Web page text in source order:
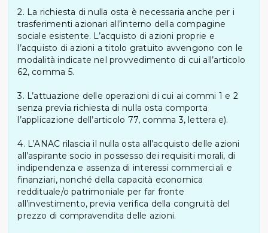
2. La richiesta di nulla osta è necessaria anche per i
trasferimenti azionari all’interno della compagine
sociale esistente. L’acquisto di azioni proprie e
l’acquisto di azioni a titolo gratuito avvengono con le
modalità indicate nel provvedimento di cui all’articolo
62, comma 5.
3. L’attuazione delle operazioni di cui ai commi 1 e 2
senza previa richiesta di nulla osta comporta
l’applicazione dell’articolo 77, comma 3, lettera e).
4. L’ANAC rilascia il nulla osta all’acquisto delle azioni
all’aspirante socio in possesso dei requisiti morali, di
indipendenza e assenza di interessi commerciali e
finanziari, nonché della capacità economica
reddituale/o patrimoniale per far fronte
all’investimento, previa verifica della congruità del
prezzo di compravendita delle azioni.